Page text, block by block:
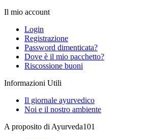
Il mio account
Login
Registrazione
Password dimenticata?
Dove è il mio pacchetto?
Riscossione buoni
Informazioni Utili
Il giornale ayurvedico
Noi e il nostro ambiente
A proposito di Ayurveda101